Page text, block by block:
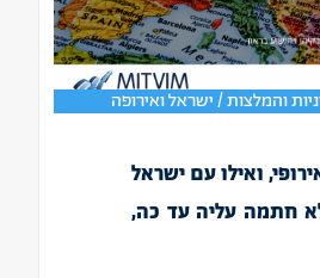
והמלצות / ישראל ואירופה
ואילו עם ישראל
חתמה עליה עד כה,